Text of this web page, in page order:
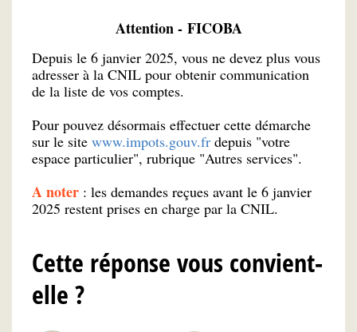
Attention - FICOBA
Depuis le 6 janvier 2025, vous ne devez plus vous
adresser à la CNIL pour obtenir communication
de la liste de vos comptes.
Pour pouvez désormais effectuer cette démarche
sur le site www.impots.gouv.fr depuis "votre
espace particulier", rubrique "Autres services".
A noter : les demandes reçues avant le 6 janvier
2025 restent prises en charge par la CNIL.
Cette réponse vous convient-
elle ?